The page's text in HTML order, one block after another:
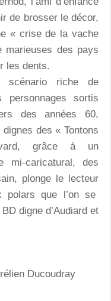
de brosser le décor,
« crise de la vache
marieuses des pays
les dents.
scénario riche de
personnages sortis
des années 60,
des « Tontons
grâce à un
mi-caricatural, des
plonge le lecteur
polars que l’on se
digne d’Audiard et
Ducoudray